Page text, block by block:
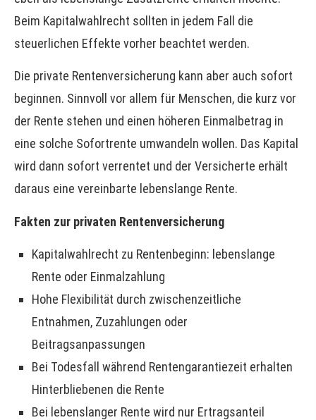
Beim Kapitalwahlrecht sollten in jedem Fall die
steuerlichen Effekte vorher beachtet werden.
Die private Rentenversicherung kann aber auch sofort
beginnen. Sinnvoll vor allem für Menschen, die kurz vor
der Rente stehen und einen höheren Einmalbetrag in
eine solche Sofortrente umwandeln wollen. Das Kapital
wird dann sofort verrentet und der Versicherte erhält
daraus eine vereinbarte lebenslange Rente.
Fakten zur privaten Rentenversicherung
Kapitalwahlrecht zu Rentenbeginn: lebenslange
Rente oder Einmalzahlung
Hohe Flexibilität durch zwischenzeitliche
Entnahmen, Zuzahlungen oder
Beitragsanpassungen
Bei Todesfall während Rentengarantiezeit erhalten
Hinterbliebenen die Rente
Bei lebenslanger Rente wird nur Ertragsanteil